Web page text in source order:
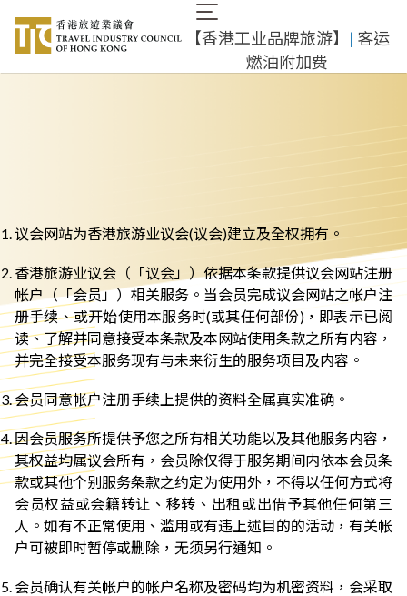
主
Main
navigation
【香港工业品牌旅游】 | 客运
燃油附加费
议会网站为香港旅游业议会(议会)建立及全权拥有。
香港旅游业议会（「议会」）依据本条款提供议会网站注册
帐户（「会员」）相关服务。当会员完成议会网站之帐户注
册手续、或开始使用本服务时(或其任何部份)，即表示已阅
读、了解并同意接受本条款及本网站使用条款之所有内容，
并完全接受本服务现有与未来衍生的服务项目及内容。
会员同意帐户注册手续上提供的资料全属真实准确。
因会员服务所提供予您之所有相关功能以及其他服务内容，
其权益均属议会所有，会员除仅得于服务期间内依本会员条
款或其他个别服务条款之约定为使用外，不得以任何方式将
会员权益或会籍转让、移转、出租或出借予其他任何第三
人。如有不正常使用、滥用或有违上述目的的活动，有关帐
户可被即时暂停或删除，无须另行通知。
会员确认有关帐户的帐户名称及密码均为机密资料，会采取